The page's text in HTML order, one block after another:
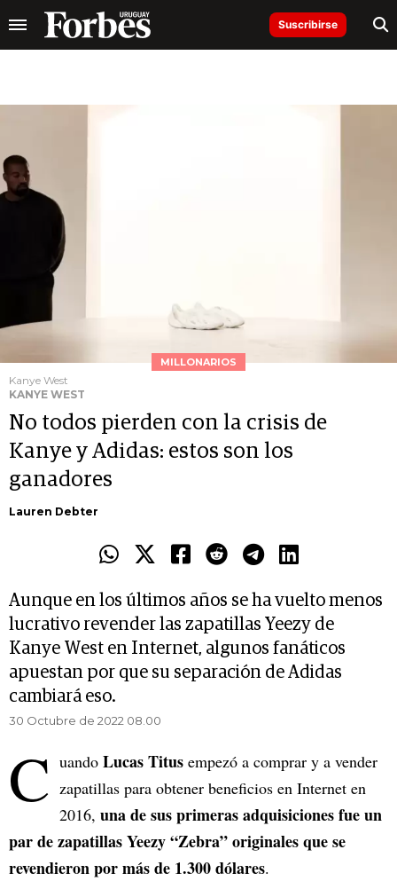
Suscribirse
MILLONARIOS
Kanye West
KANYE WEST
No todos pierden con la crisis de
Kanye y Adidas: estos son los
ganadores
Lauren Debter
Aunque en los últimos años se ha vuelto menos
lucrativo revender las zapatillas Yeezy de
Kanye West en Internet, algunos fanáticos
apuestan por que su separación de Adidas
cambiará eso.
30 Octubre de 2022 08.00
C uando Lucas Titus empezó a comprar y a vender
zapatillas para obtener beneficios en Internet en
2016, una de sus primeras adquisiciones fue un
par de zapatillas Yeezy “Zebra” originales que se
revendieron por más de 1.300 dólares.